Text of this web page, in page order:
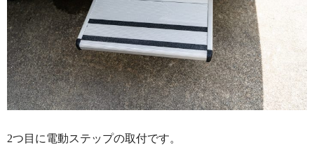
2つ目に電動ステップの取付です。